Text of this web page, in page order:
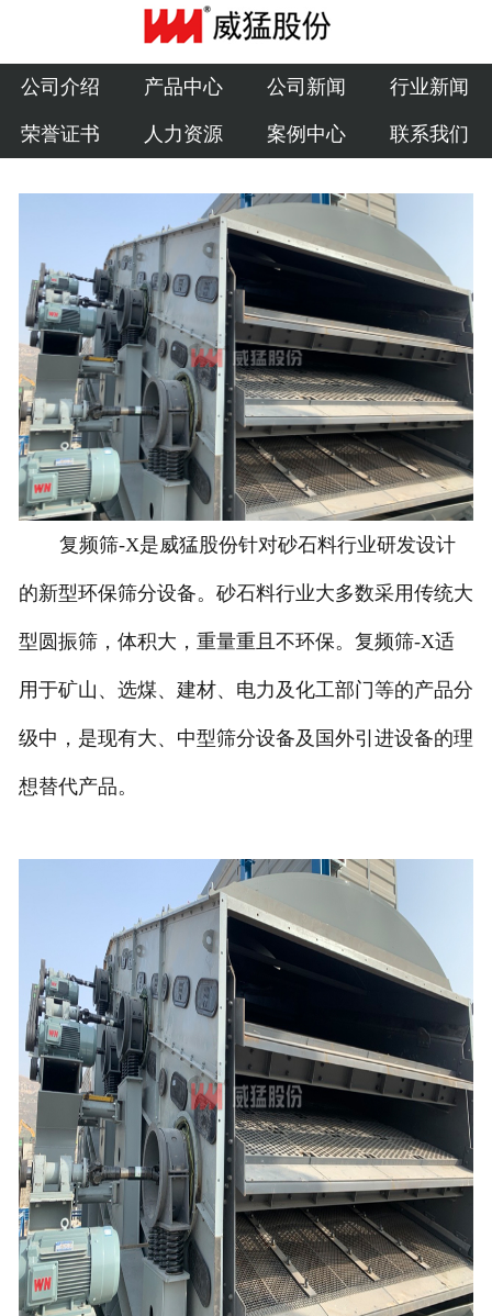
公司介绍
产品中心
公司新闻
行业新闻
荣誉证书
案例中心
联系我们
公司介绍 产品中心 公司新闻 行业新闻
荣誉证书 人力资源 案例中心 联系我们
复频筛-X是威猛股份针对砂石料行业研发设计
的新型环保筛分设备。砂石料行业大多数采用传统大
型圆振筛，体积大，重量重且不环保。复频筛-X适
用于矿山、选煤、建材、电力及化工部门等的产品分
级中，是现有大、中型筛分设备及国外引进设备的理
想替代产品。